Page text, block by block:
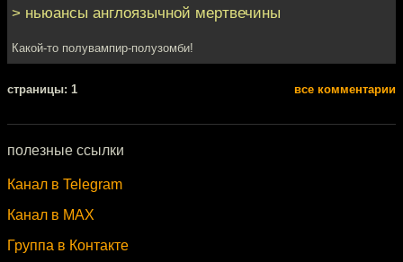
> ньюансы англоязычной мертвечины
Какой-то полувампир-полузомби!
cтраницы: 1 все комментарии
полезные ссылки
Канал в Telegram
Канал в MAX
Группа в Контакте